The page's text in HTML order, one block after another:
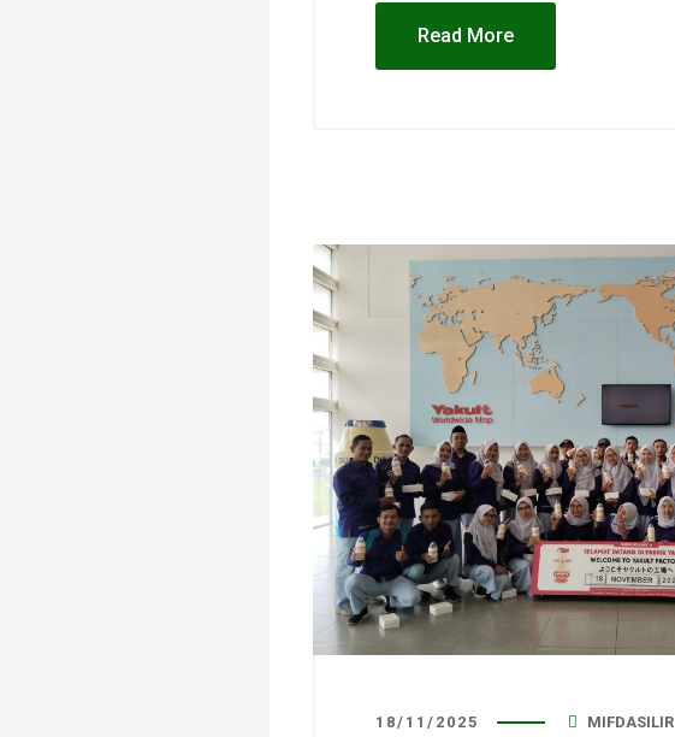
Read More
18/11/2025 MIFDASILIR